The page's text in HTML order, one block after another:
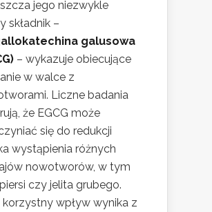
jego niezwykle
składnik –
galusowa
– wykazuje obiecujące
w walce z
Liczne badania
że EGCG może
się do redukcji
wystąpienia różnych
nowotworów, w tym
czy jelita grubego.
korzystny wpływ wynika z